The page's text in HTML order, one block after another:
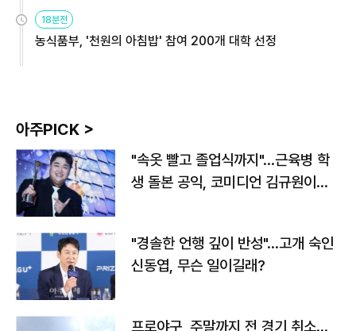
원
18분전
농식품부, '천원의 아침밥' 참여 200개 대학 선정
아주PICK >
"속옷 빨고 졸업식까지"…근육병 학
생 돌본 공익, 코미디언 김규원이었
"경솔한 언행 깊이 반성"…고개 숙인
신동엽, 무슨 일이길래?
프로야구, 주말까지 전 경기 취소…